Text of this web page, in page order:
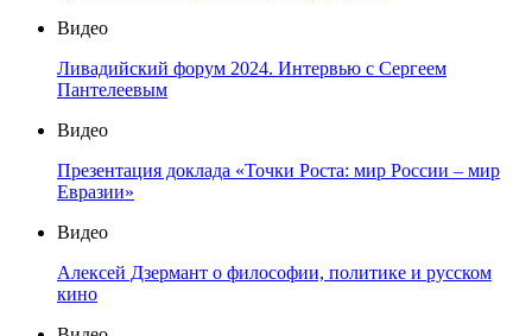
Видео
Ливадийский форум 2024. Интервью с Сергеем
Пантелеевым
Видео
Презентация доклада «Точки Роста: мир России – мир
Евразии»
Видео
Алексей Дзермант о философии, политике и русском
кино